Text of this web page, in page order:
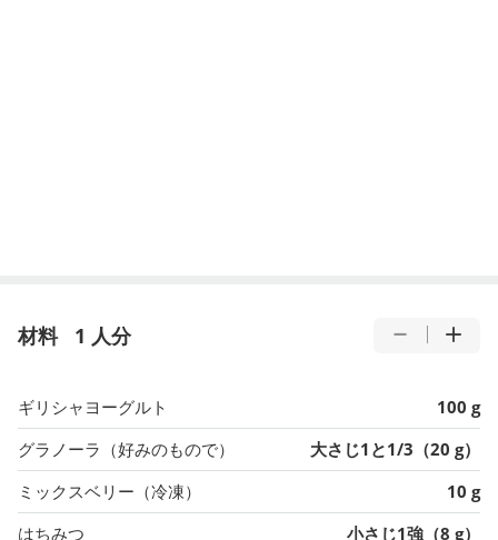
材料 1 人分
ギリシャヨーグルト
100 g
グラノーラ（好みのもので）
大さじ1と1/3（20 g）
ミックスベリー（冷凍）
10 g
はちみつ
小さじ1強（8 g）